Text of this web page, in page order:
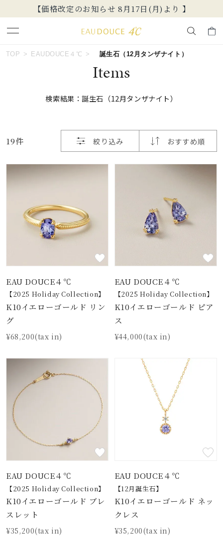
【価格改定のお知らせ 8月17日(月)より 】
キーワードで検索する
人気検索キーワード
#エタニティ #くまのプーさん
ブランド
カテゴリー すべてのジュエリー
誕生石 12月の誕生石
モチーフ
ファッションテイス
ト
着用シーン
コレクション
レディース
リングサイズ
TOP EAUDOUCE４℃ 誕生石（12月タンザナイト）
Items
検索結果：誕生石（12月タンザナイト）
19件 絞り込み おすすめ順
価格が高い
新着順
お気に入り登録数
EAU DOUCE４℃
【2025 Holiday Collection】
K10イエローゴールド リン
グ
¥68,200(tax in)
EAU DOUCE４℃
【2025 Holiday Collection】
K10イエローゴールド ピア
ス
¥44,000(tax in)
EAU DOUCE４℃
【2025 Holiday Collection】
K10イエローゴールド ブレ
スレット
¥35,200(tax in)
EAU DOUCE４℃
【12月誕生石】
K10イエローゴールド ネッ
クレス
¥35,200(tax in)